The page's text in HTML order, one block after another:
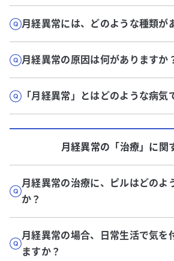
月経異常には、どのような種類が
月経異常の原因は何がありますか
「月経異常」とはどのような病気
月経異常の「治療」に関
月経異常の治療に、ピルはどのよ
か？
月経異常の場合、日常生活で気を
ますか？